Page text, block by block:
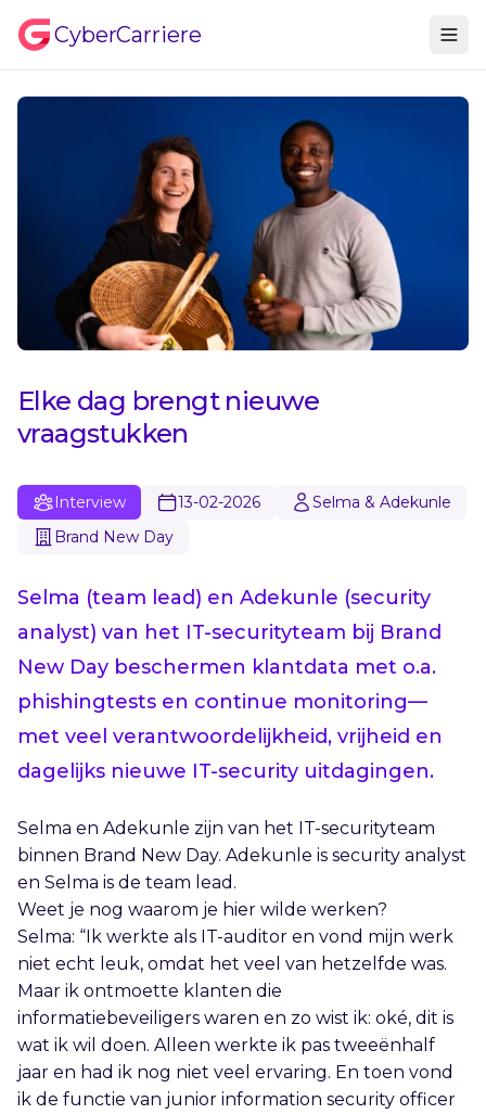
CyberCarriere
Elke dag brengt nieuwe
vraagstukken
Interview 13-02-2026
Selma & Adekunle
Brand New Day
Selma (team lead) en Adekunle (security
analyst) van het IT-securityteam bij Brand
New Day beschermen klantdata met o.a.
phishingtests en continue monitoring—
met veel verantwoordelijkheid, vrijheid en
dagelijks nieuwe IT-security uitdagingen.
Selma en Adekunle zijn van het IT-securityteam
binnen Brand New Day. Adekunle is security analyst
en Selma is de team lead.
Weet je nog waarom je hier wilde werken?
Selma: “Ik werkte als IT-auditor en vond mijn werk
niet echt leuk, omdat het veel van hetzelfde was.
Maar ik ontmoette klanten die
informatiebeveiligers waren en zo wist ik: oké, dit is
wat ik wil doen. Alleen werkte ik pas tweeënhalf
jaar en had ik nog niet veel ervaring. En toen vond
ik de functie van junior information security officer